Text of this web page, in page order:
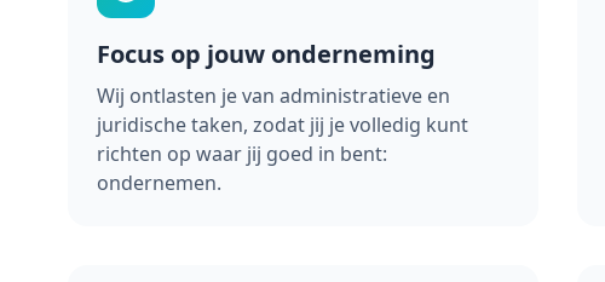
Focus op jouw onderneming
Wij ontlasten je van administratieve en
juridische taken, zodat jij je volledig kunt
richten op waar jij goed in bent:
ondernemen.